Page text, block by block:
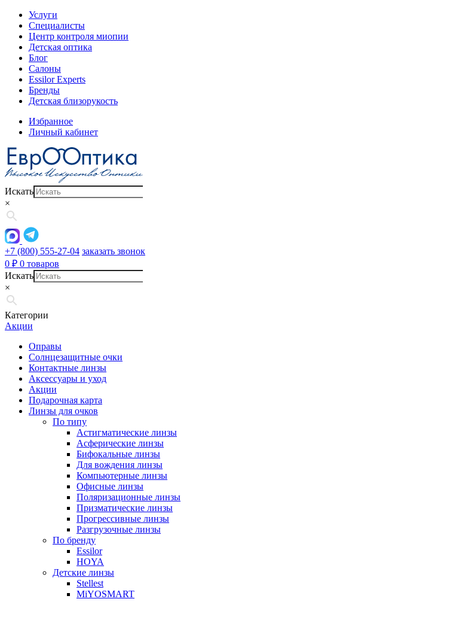
Услуги
Специалисты
Центр контроля миопии
Детская оптика
Блог
Салоны
Essilor Experts
Бренды
Детская близорукость
Избранное
Личный кабинет
Искать
×
+7 (800) 555-27-04 заказать звонок
0 ₽ 0 товаров
Искать
×
Категории
Акции
Оправы
Солнцезащитные очки
Контактные линзы
Аксессуары и уход
Акции
Подарочная карта
Линзы для очков
По типу
Астигматические линзы
Асферические линзы
Бифокальные линзы
Для вождения линзы
Компьютерные линзы
Офисные линзы
Поляризационные линзы
Призматические линзы
Прогрессивные линзы
Разгрузочные линзы
По бренду
Essilor
HOYA
Детские линзы
Stellest
MiYOSMART